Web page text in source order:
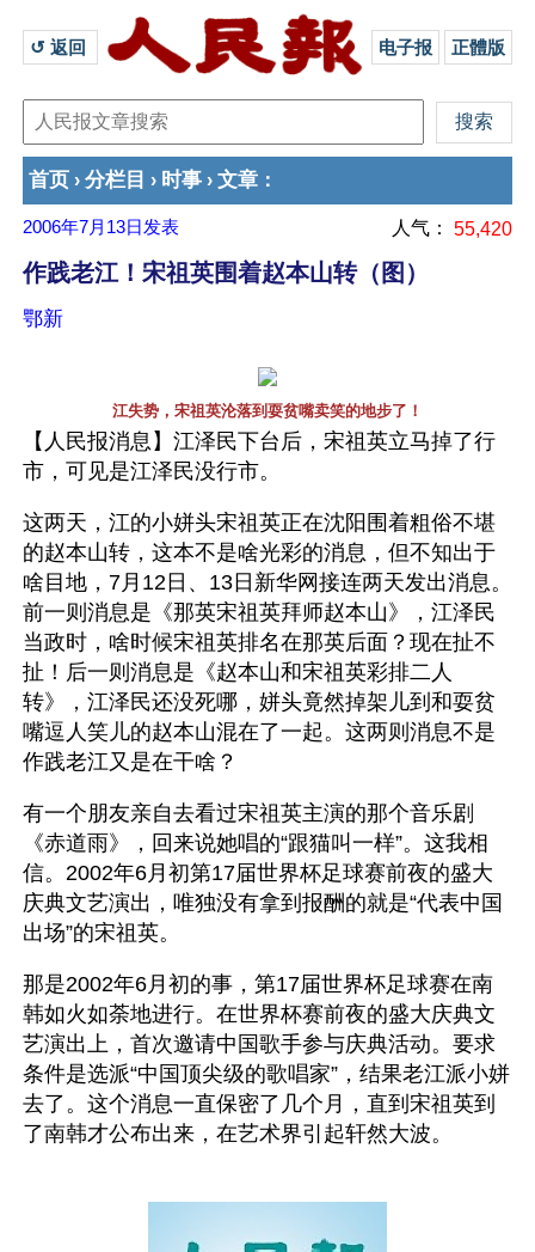
↺ 返回 电子报 正體版
首页 › 分栏目 › 时事 › 文章 ：
2006年7月13日 发表 人气： 55,420
作践老江！宋祖英围着赵本山转（图）
鄂新
江失势，宋祖英沦落到耍贫嘴卖笑的地步了！
【人民报消息】江泽民下台后，宋祖英立马掉了行
市，可见是江泽民没行市。
这两天，江的小姘头宋祖英正在沈阳围着粗俗不堪
的赵本山转，这本不是啥光彩的消息，但不知出于
啥目地，7月12日、13日新华网接连两天发出消息。
前一则消息是《那英宋祖英拜师赵本山》，江泽民
当政时，啥时候宋祖英排名在那英后面？现在扯不
扯！后一则消息是《赵本山和宋祖英彩排二人
转》，江泽民还没死哪，姘头竟然掉架儿到和耍贫
嘴逗人笑儿的赵本山混在了一起。这两则消息不是
作践老江又是在干啥？
有一个朋友亲自去看过宋祖英主演的那个音乐剧
《赤道雨》，回来说她唱的“跟猫叫一样”。这我相
信。2002年6月初第17届世界杯足球赛前夜的盛大
庆典文艺演出，唯独没有拿到报酬的就是“代表中国
出场”的宋祖英。
那是2002年6月初的事，第17届世界杯足球赛在南
韩如火如荼地进行。在世界杯赛前夜的盛大庆典文
艺演出上，首次邀请中国歌手参与庆典活动。要求
条件是选派“中国顶尖级的歌唱家”，结果老江派小姘
去了。这个消息一直保密了几个月，直到宋祖英到
了南韩才公布出来，在艺术界引起轩然大波。